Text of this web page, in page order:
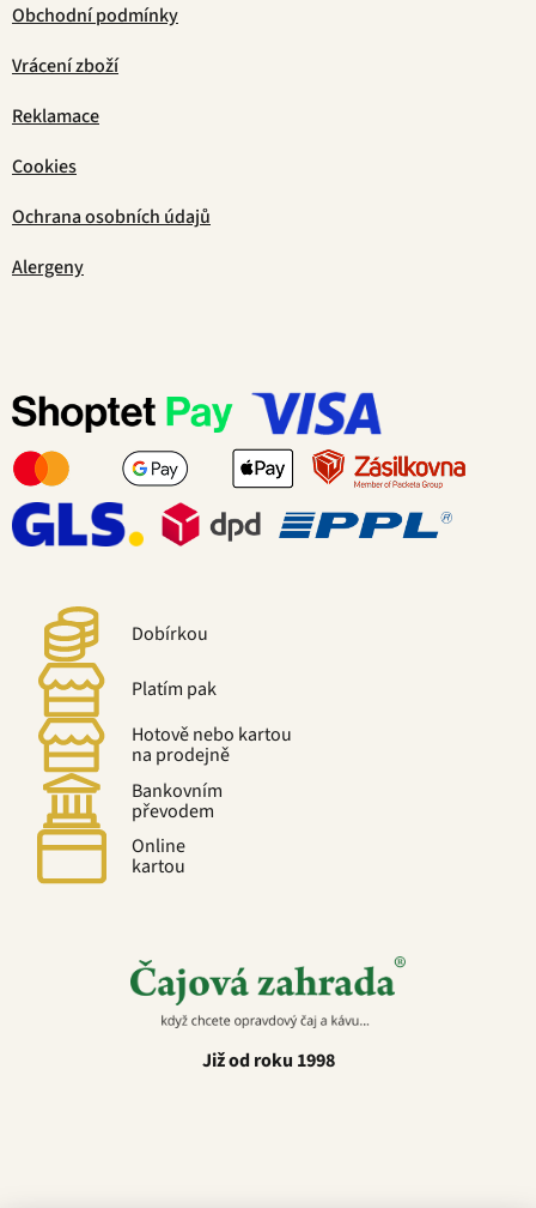
Obchodní podmínky
Vrácení zboží
Reklamace
Cookies
Ochrana osobních údajů
Alergeny
Dobírkou
Platím pak
Hotově nebo kartou
na prodejně
Bankovním
převodem
Online
kartou
Již od roku 1998